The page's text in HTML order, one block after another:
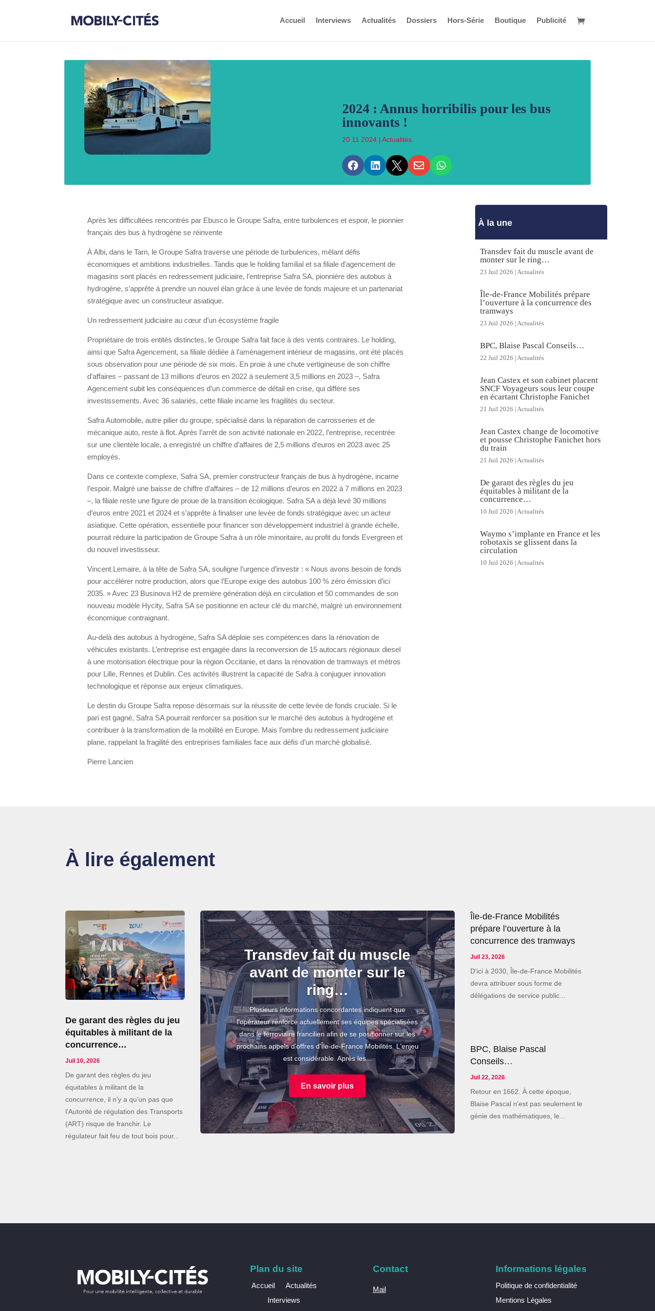
Accueil Interviews Actualités Dossiers Hors-Série Boutique Publicité
2024 : Annus horribilis pour les bus
innovants !
20 11 2024| Actualités
    
Après les difficultées rencontrés par Ebusco le Groupe Safra, entre turbulences et espoir, le pionnier
français des bus à hydrogène se réinvente
À Albi, dans le Tarn, le Groupe Safra traverse une période de turbulences, mêlant défis
économiques et ambitions industrielles. Tandis que le holding familial et sa filiale d'agencement de
magasins sont placés en redressement judiciaire, l’entreprise Safra SA, pionnière des autobus à
hydrogène, s’apprête à prendre un nouvel élan grâce à une levée de fonds majeure et un partenariat
stratégique avec un constructeur asiatique.
Un redressement judiciaire au cœur d’un écosystème fragile
Propriétaire de trois entités distinctes, le Groupe Safra fait face à des vents contraires. Le holding,
ainsi que Safra Agencement, sa filiale dédiée à l’aménagement intérieur de magasins, ont été placés
sous observation pour une période de six mois. En proie à une chute vertigineuse de son chiffre
d’affaires – passant de 13 millions d’euros en 2022 à seulement 3,5 millions en 2023 –, Safra
Agencement subit les conséquences d’un commerce de détail en crise, qui diffère ses
investissements. Avec 36 salariés, cette filiale incarne les fragilités du secteur.
Safra Automobile, autre pilier du groupe, spécialisé dans la réparation de carrosseries et de
mécanique auto, reste à flot. Après l’arrêt de son activité nationale en 2022, l’entreprise, recentrée
sur une clientèle locale, a enregistré un chiffre d’affaires de 2,5 millions d’euros en 2023 avec 25
employés.
Dans ce contexte complexe, Safra SA, premier constructeur français de bus à hydrogène, incarne
l’espoir. Malgré une baisse de chiffre d’affaires – de 12 millions d’euros en 2022 à 7 millions en 2023
–, la filiale reste une figure de proue de la transition écologique. Safra SA a déjà levé 30 millions
d’euros entre 2021 et 2024 et s’apprête à finaliser une levée de fonds stratégique avec un acteur
asiatique. Cette opération, essentielle pour financer son développement industriel à grande échelle,
pourrait réduire la participation de Groupe Safra à un rôle minoritaire, au profit du fonds Evergreen et
du nouvel investisseur.
Vincent Lemaire, à la tête de Safra SA, souligne l’urgence d’investir : « Nous avons besoin de fonds
pour accélérer notre production, alors que l’Europe exige des autobus 100 % zéro émission d’ici
2035. » Avec 23 Businova H2 de première génération déjà en circulation et 50 commandes de son
nouveau modèle Hycity, Safra SA se positionne en acteur clé du marché, malgré un environnement
économique contraignant.
Au-delà des autobus à hydrogène, Safra SA déploie ses compétences dans la rénovation de
véhicules existants. L’entreprise est engagée dans la reconversion de 15 autocars régionaux diesel
à une motorisation électrique pour la région Occitanie, et dans la rénovation de tramways et métros
pour Lille, Rennes et Dublin. Ces activités illustrent la capacité de Safra à conjuguer innovation
technologique et réponse aux enjeux climatiques.
Le destin du Groupe Safra repose désormais sur la réussite de cette levée de fonds cruciale. Si le
pari est gagné, Safra SA pourrait renforcer sa position sur le marché des autobus à hydrogène et
contribuer à la transformation de la mobilité en Europe. Mais l’ombre du redressement judiciaire
plane, rappelant la fragilité des entreprises familiales face aux défis d’un marché globalisé.
Pierre Lancien
À la une
Transdev fait du muscle avant de
monter sur le ring…
23 Juil 2026 | Actualités
Île-de-France Mobilités prépare
l’ouverture à la concurrence des
tramways
23 Juil 2026 | Actualités
BPC, Blaise Pascal Conseils…
22 Juil 2026 | Actualités
Jean Castex et son cabinet placent
SNCF Voyageurs sous leur coupe
en écartant Christophe Fanichet
21 Juil 2026 | Actualités
Jean Castex change de locomotive
et pousse Christophe Fanichet hors
du train
21 Juil 2026 | Actualités
De garant des règles du jeu
équitables à militant de la
concurrence…
10 Juil 2026 | Actualités
Waymo s’implante en France et les
robotaxis se glissent dans la
circulation
10 Juil 2026 | Actualités
À lire également
De garant des règles du jeu
équitables à militant de la
concurrence…
Juil 10, 2026
De garant des règles du jeu
équitables à militant de la
concurrence, il n’y a qu’un pas que
l’Autorité de régulation des Transports
(ART) risque de franchir. Le
régulateur fait feu de tout bois pour...
Transdev fait du muscle
avant de monter sur le
ring…
Plusieurs informations concordantes indiquent que
l'opérateur renforce actuellement ses équipes spécialisées
dans le ferroviaire francilien afin de se positionner sur les
prochains appels d'offres d'Île-de-France Mobilités. L'enjeu
est considérable. Après les...
En savoir plus
Île-de-France Mobilités
prépare l’ouverture à la
concurrence des tramways
Juil 23, 2026
D'ici à 2030, Île-de-France Mobilités
devra attribuer sous forme de
délégations de service public...
BPC, Blaise Pascal
Conseils…
Juil 22, 2026
Retour en 1662. À cette époque,
Blaise Pascal n'est pas seulement le
génie des mathématiques, le...
Plan du site
Accueil
Actualités
Interviews
Contact
Mail
Informations légales
Politique de confidentialité
Mentions Légales